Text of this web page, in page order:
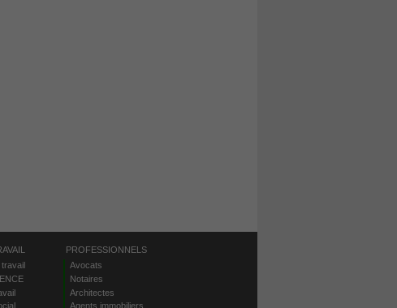
PROFESSIONNELS
Avocats
Notaires
Architectes
Agents immobiliers